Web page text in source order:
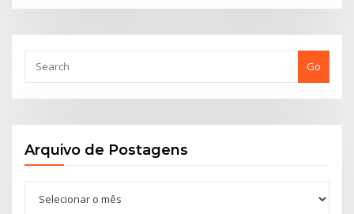
Go
Arquivo de Postagens